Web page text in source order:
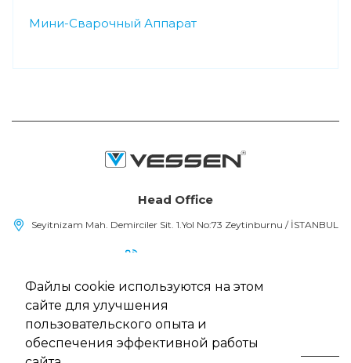
Файлы cookie используются на этом
сайте для улучшения
пользовательского опыта и
обеспечения эффективной работы
Мини-Сварочный Аппарат
Head Office
Seyitnizam Mah. Demirciler Sit. 1.Yol No:73 Zeytinburnu / İSTANBUL
info@vessen.com